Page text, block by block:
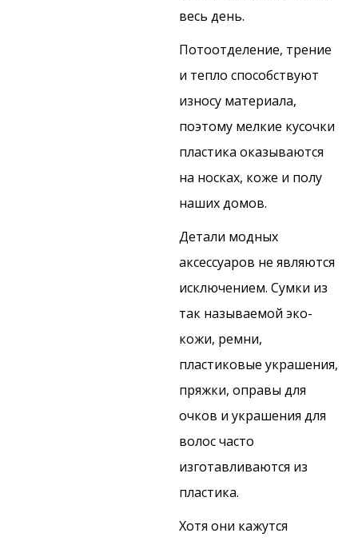
весь день.
Потоотделение, трение
и тепло способствуют
износу материала,
поэтому мелкие кусочки
пластика оказываются
на носках, коже и полу
наших домов.
Детали модных
аксессуаров не являются
исключением. Сумки из
так называемой эко-
кожи, ремни,
пластиковые украшения,
пряжки, оправы для
очков и украшения для
волос часто
изготавливаются из
пластика.
Хотя они кажутся